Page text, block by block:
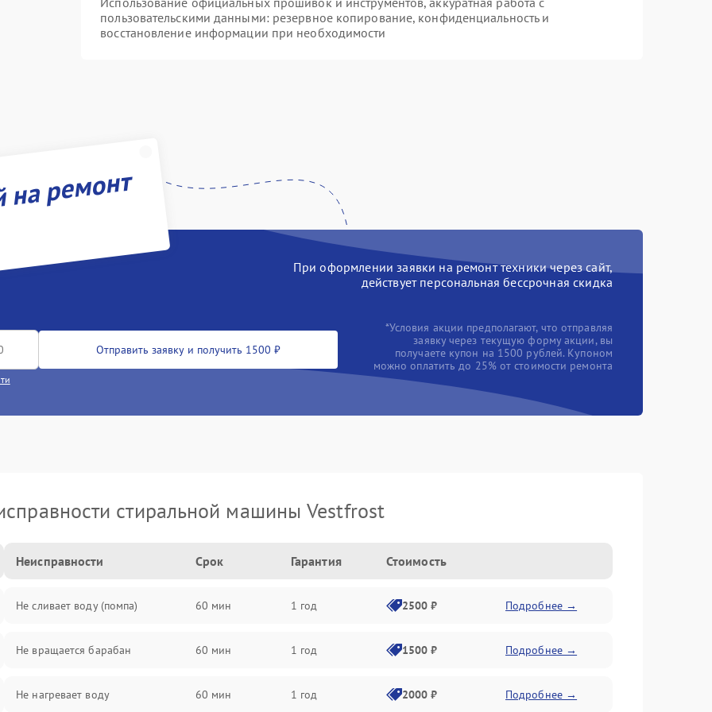
пользовательскими данными: резервное копирование, конфиденциальность и
восстановление информации при необходимости
ремонт
При оформлении заявки на ремонт техники через сайт,
действует персональная бессрочная скидка
Отправить заявку и получить 1500 ₽
*Условия акции предполагают, что отправляя
заявку через текущую форму акции, вы
получаете купон на 1500 рублей. Купоном
можно оплатить до 25% от стоимости ремонта
стиральной машины Vestfrost
Неисправности Срок Гарантия Стоимость
Не сливает воду (помпа) 60 мин 1 год 2500 ₽ Подробнее →
Не вращается барабан 60 мин 1 год 1500 ₽ Подробнее →
Не нагревает воду 60 мин 1 год 2000 ₽ Подробнее →